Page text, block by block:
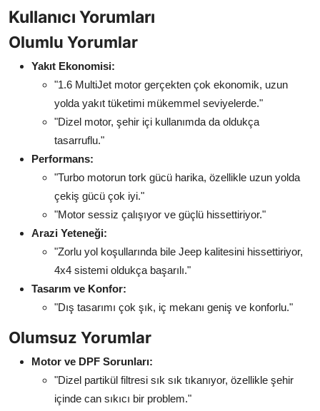
Kullanıcı Yorumları
Olumlu Yorumlar
Yakıt Ekonomisi:
"1.6 MultiJet motor gerçekten çok ekonomik, uzun
yolda yakıt tüketimi mükemmel seviyelerde."
"Dizel motor, şehir içi kullanımda da oldukça
tasarruflu."
Performans:
"Turbo motorun tork gücü harika, özellikle uzun yolda
çekiş gücü çok iyi."
"Motor sessiz çalışıyor ve güçlü hissettiriyor."
Arazi Yeteneği:
"Zorlu yol koşullarında bile Jeep kalitesini hissettiriyor,
4x4 sistemi oldukça başarılı."
Tasarım ve Konfor:
"Dış tasarımı çok şık, iç mekanı geniş ve konforlu."
Olumsuz Yorumlar
Motor ve DPF Sorunları:
"Dizel partikül filtresi sık sık tıkanıyor, özellikle şehir
içinde can sıkıcı bir problem."